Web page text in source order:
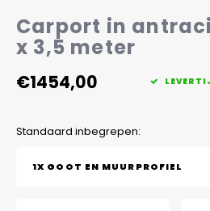
Carport in
x 3,5 meter
€1454,00
Standaard inbegrepen:
1X GOOT EN MUURPROFIEL